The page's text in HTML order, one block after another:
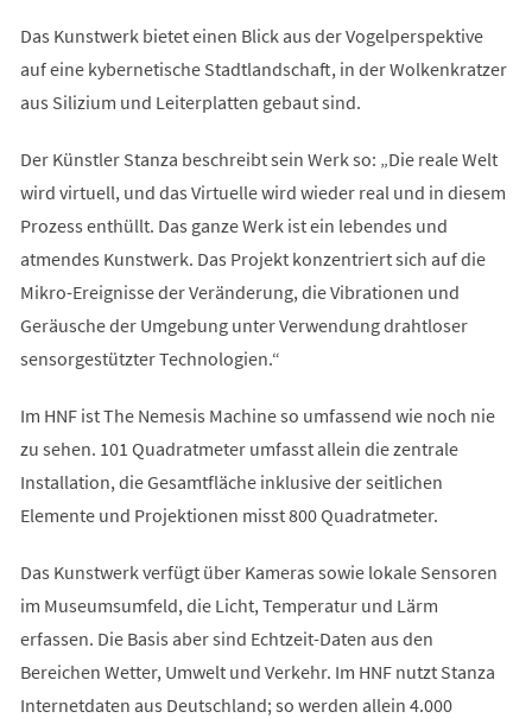
Das Kunstwerk bietet einen Blick aus der Vogelperspektive
auf eine kybernetische Stadtlandschaft, in der Wolkenkratzer
aus Silizium und Leiterplatten gebaut sind.
Der Künstler Stanza beschreibt sein Werk so: „Die reale Welt
wird virtuell, und das Virtuelle wird wieder real und in diesem
Prozess enthüllt. Das ganze Werk ist ein lebendes und
atmendes Kunstwerk. Das Projekt konzentriert sich auf die
Mikro-Ereignisse der Veränderung, die Vibrationen und
Geräusche der Umgebung unter Verwendung drahtloser
sensorgestützter Technologien.“
Im HNF ist The Nemesis Machine so umfassend wie noch nie
zu sehen. 101 Quadratmeter umfasst allein die zentrale
Installation, die Gesamtfläche inklusive der seitlichen
Elemente und Projektionen misst 800 Quadratmeter.
Das Kunstwerk verfügt über Kameras sowie lokale Sensoren
im Museumsumfeld, die Licht, Temperatur und Lärm
erfassen. Die Basis aber sind Echtzeit-Daten aus den
Bereichen Wetter, Umwelt und Verkehr. Im HNF nutzt Stanza
Internetdaten aus Deutschland; so werden allein 4.000